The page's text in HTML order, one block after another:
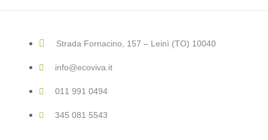
Strada Fornacino, 157 – Leinì (TO) 10040
info@ecoviva.it
011 991 0494
345 081 5543